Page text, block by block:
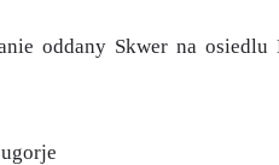
oddany Skwer na osiedlu